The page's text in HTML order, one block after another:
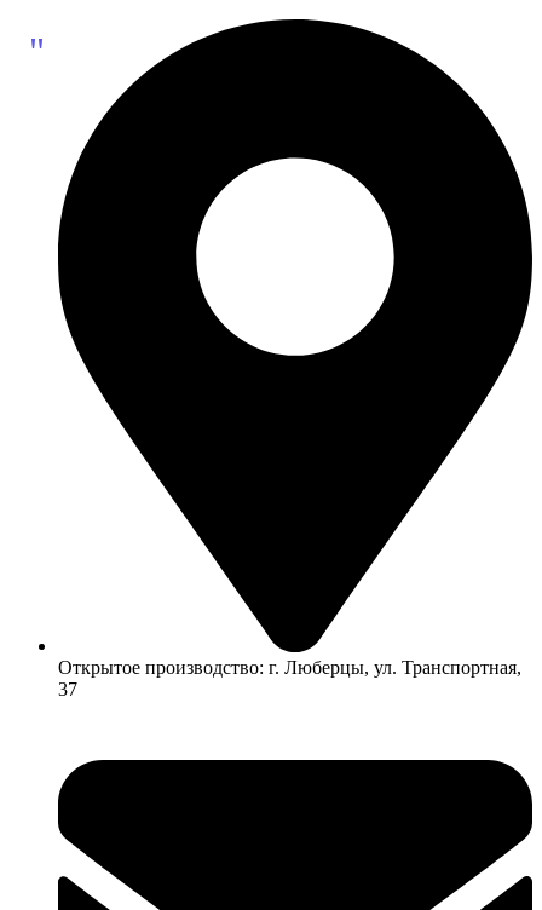
Открытое производство: г. Люберцы, ул. Транспортная,
37